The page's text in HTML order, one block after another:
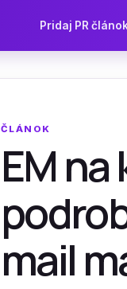
Pridaj PR
ČLÁNOK
EM
mail